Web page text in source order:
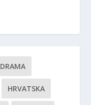
DRAMA
HRVATSKA